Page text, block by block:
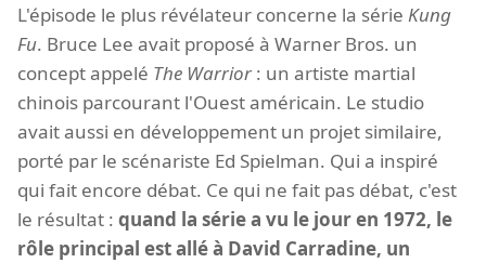
L'épisode le plus révélateur concerne la série Kung
Fu. Bruce Lee avait proposé à Warner Bros. un
concept appelé The Warrior: un artiste martial
chinois parcourant l'Ouest américain. Le studio
avait aussi en développement un projet similaire,
porté par le scénariste Ed Spielman. Qui a inspiré
qui fait encore débat. Ce qui ne fait pas débat, c'est
le résultat : quand la série a vu le jour en 1972, le
rôle principal est allé à David Carradine, un